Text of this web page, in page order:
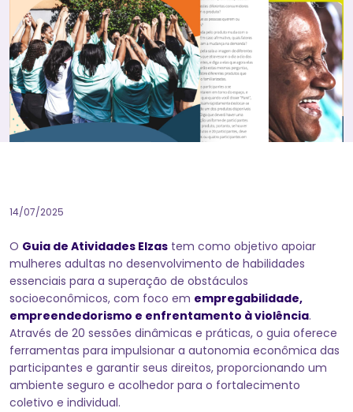
14/07/2025
O Guia de Atividades Elzas tem como objetivo apoiar
mulheres adultas no desenvolvimento de habilidades
essenciais para a superação de obstáculos
socioeconômicos, com foco em empregabilidade,
empreendedorismo e enfrentamento à violência.
Através de 20 sessões dinâmicas e práticas, o guia oferece
ferramentas para impulsionar a autonomia econômica das
participantes e garantir seus direitos, proporcionando um
ambiente seguro e acolhedor para o fortalecimento
coletivo e individual.